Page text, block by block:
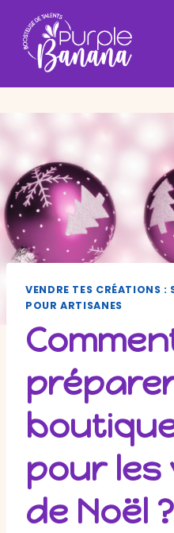
contenu
VENDRE TES CRÉATIONS :
POUR ARTISANES
pour les
de Noël